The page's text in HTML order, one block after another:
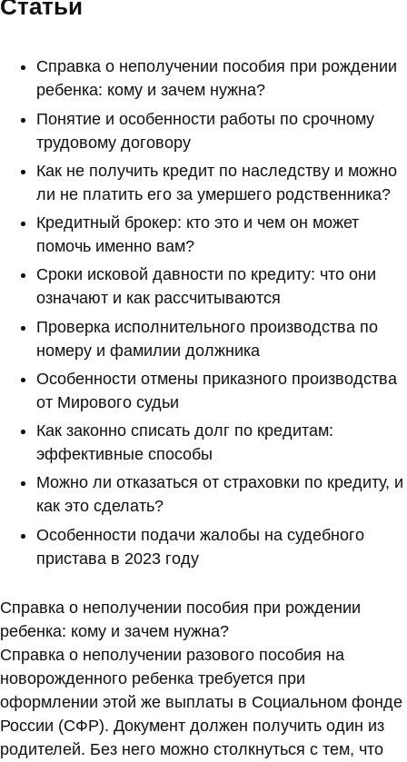
Статьи
Справка о неполучении пособия при рождении
ребенка: кому и зачем нужна?
Понятие и особенности работы по срочному
трудовому договору
Как не получить кредит по наследству и можно
ли не платить его за умершего родственника?
Кредитный брокер: кто это и чем он может
помочь именно вам?
Сроки исковой давности по кредиту: что они
означают и как рассчитываются
Проверка исполнительного производства по
номеру и фамилии должника
Особенности отмены приказного производства
от Мирового судьи
Как законно списать долг по кредитам:
эффективные способы
Можно ли отказаться от страховки по кредиту, и
как это сделать?
Особенности подачи жалобы на судебного
пристава в 2023 году
Справка о неполучении пособия при рождении
ребенка: кому и зачем нужна?
Справка о неполучении разового пособия на
новорожденного ребенка требуется при
оформлении этой же выплаты в Социальном фонде
России (СФР). Документ должен получить один из
родителей. Без него можно столкнуться с тем, что